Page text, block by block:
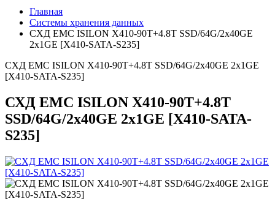
Главная
Системы хранения данных
СХД EMC ISILON X410-90T+4.8T SSD/64G/2x40GE
2x1GE [X410-SATA-S235]
СХД EMC ISILON X410-90T+4.8T SSD/64G/2x40GE 2x1GE
[X410-SATA-S235]
СХД EMC ISILON X410-90T+4.8T
SSD/64G/2x40GE 2x1GE [X410-SATA-
S235]